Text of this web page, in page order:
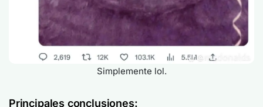
Simplemente lol.
Principales conclusiones: